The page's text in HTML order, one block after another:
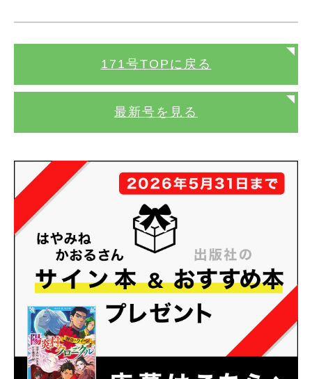
171号TOPに戻る
最新号を見る